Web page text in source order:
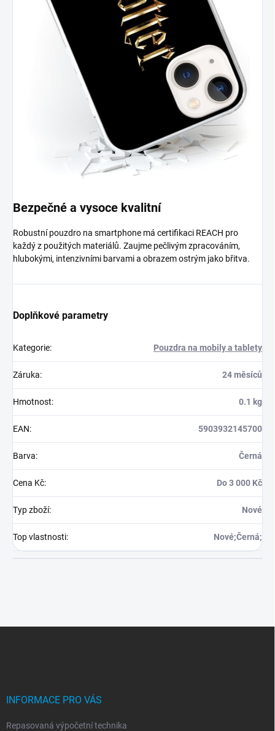
Bezpečné a vysoce kvalitní
Robustní pouzdro na smartphone má certifikaci REACH pro
každý z použitých materiálů. Zaujme pečlivým zpracováním,
hlubokými, intenzivními barvami a obrazem ostrým jako břitva.
Doplňkové parametry
Kategorie: Pouzdra na mobily a tablety
Záruka: 24 měsíců
Hmotnost: 0.1 kg
EAN: 5903932145700
Barva: Černá
Cena Kč: Do 3 000 Kč
Typ zboží: Nové
Top vlastnosti: Nové;Černá;
INFORMACE PRO VÁS
Repasovaná výpočetní technika